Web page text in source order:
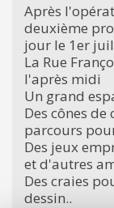
Après
deuxième
jour le 1er
La Rue
l'après midi
Un grand
Des cônes
parcours
Des jeux
et d'autres
Des craies
dessin..